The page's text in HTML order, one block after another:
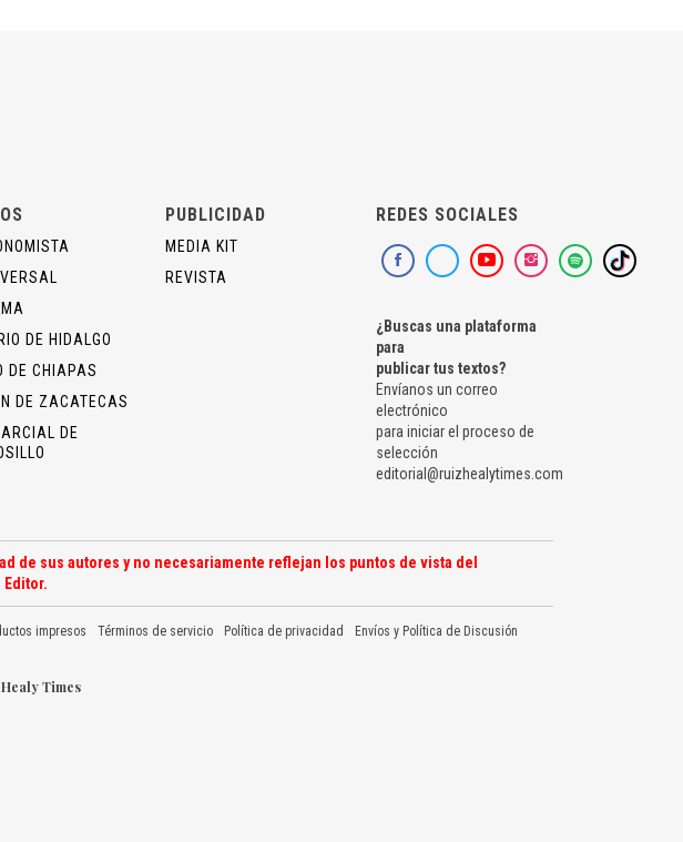
DE HIDALGO
DE CHIAPAS
DE ZACATECAS
DE
PUBLICIDAD
MEDIA KIT
REVISTA
REDES SOCIALES
¿Buscas una plataforma
para
publicar tus textos?
Envíanos un correo
electrónico
para iniciar el proceso de
selección
editorial@ruizhealytimes.com
de sus autores y no necesariamente reflejan los puntos de vista del
impresos Términos de servicio Política de privacidad Envíos y Política de Discusión
Times